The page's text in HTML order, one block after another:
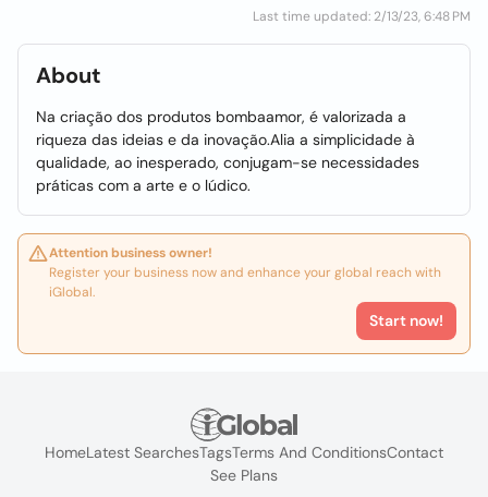
Last time updated: 2/13/23, 6:48 PM
About
Na criação dos produtos bombaamor, é valorizada a
riqueza das ideias e da inovação.Alia a simplicidade à
qualidade, ao inesperado, conjugam-se necessidades
práticas com a arte e o lúdico.
Attention business owner!
Register your business now and enhance your global reach with
iGlobal.
Start now!
HomeLatest SearchesTagsTerms And ConditionsContact
See Plans